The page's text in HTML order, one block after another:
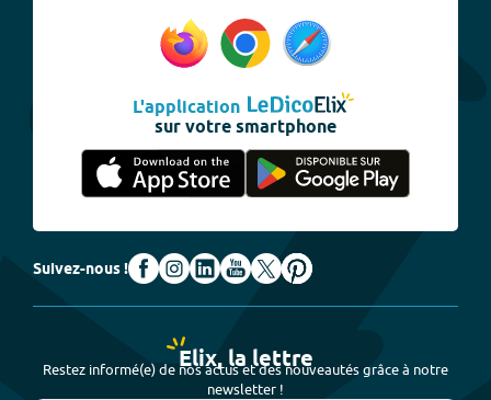
L'application
sur votre smartphone
Suivez-nous !
Elix, la lettre
Restez informé(e) de nos actus et des nouveautés grâce à notre
newsletter !